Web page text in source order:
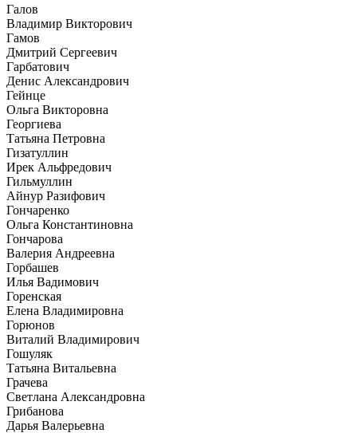
Галов
Владимир Викторович
Гамов
Дмитрий Сергеевич
Гарбатович
Денис Александрович
Гейнце
Ольга Викторовна
Георгиева
Татьяна Петровна
Гизатуллин
Ирек Альфредович
Гильмуллин
Айнур Разифович
Гончаренко
Ольга Константиновна
Гончарова
Валерия Андреевна
Горбашев
Илья Вадимович
Горенская
Елена Владимировна
Горюнов
Виталий Владимирович
Гошуляк
Татьяна Витальевна
Грачева
Светлана Александровна
Грибанова
Дарья Валерьевна